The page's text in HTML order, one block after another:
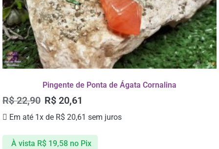
Pingente de Ponta de Ágata Cornalina
R$22,90 R$ 20,61
Em até 1x de R$ 20,61 sem juros
À vista R$19,58 no Pix